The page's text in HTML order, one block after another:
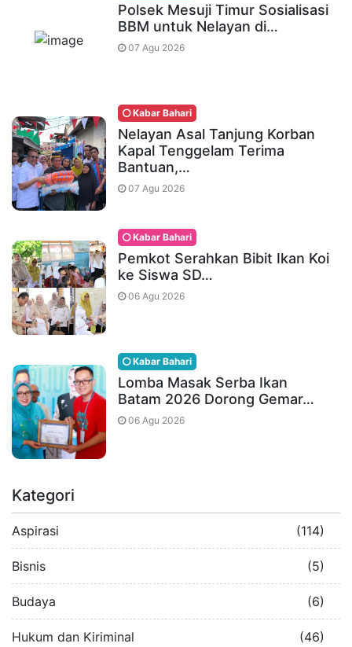
Polsek Mesuji Timur Sosialisasi
BBM untuk Nelayan di…
07 Agu 2026
Kabar Bahari
Nelayan Asal Tanjung Korban
Kapal Tenggelam Terima
Bantuan,…
07 Agu 2026
Kabar Bahari
Pemkot Serahkan Bibit Ikan Koi
ke Siswa SD…
06 Agu 2026
Kabar Bahari
Lomba Masak Serba Ikan
Batam 2026 Dorong Gemar…
06 Agu 2026
Kategori
Aspirasi (114)
Bisnis (5)
Budaya (6)
Hukum dan Kiriminal (46)